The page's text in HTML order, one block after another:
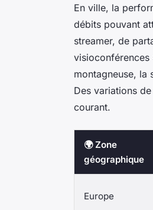
En ville, la
débits pouvant
streamer, de
montagneuse, la
Des variations
courant.
🌍 Zone
géographique
Europe